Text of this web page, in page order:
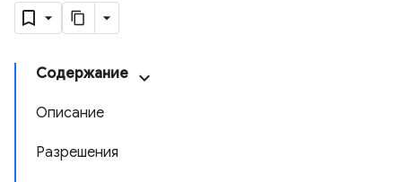
Содержание
Описание
Разрешения